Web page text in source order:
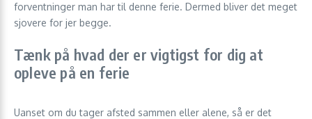
forventninger man har til denne ferie. Dermed bliver det meget
sjovere for jer begge.
Tænk på hvad der er vigtigst for dig at
opleve på en ferie
Uanset om du tager afsted sammen eller alene, så er det